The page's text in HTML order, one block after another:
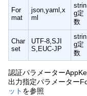
For
mat
json,yaml,x
ml
strin
g定
数
Char
set
UTF-8,SJI
S,EUC-JP
strin
g定
数
認証パラメーター
出力指定パラメーター
ット を参照